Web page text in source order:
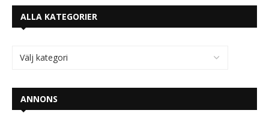
ALLA KATEGORIER
ANNONS